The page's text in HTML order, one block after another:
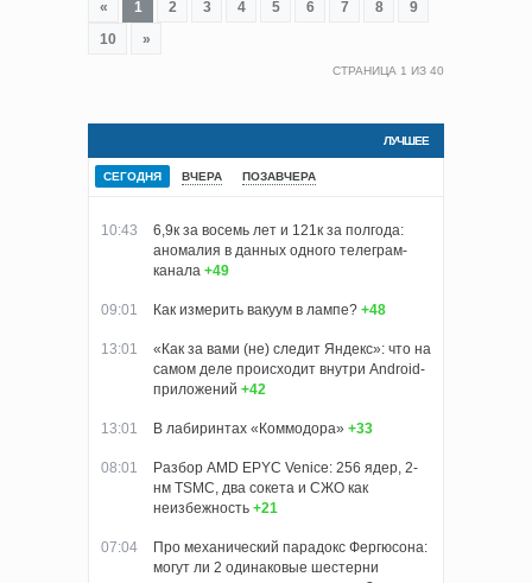
« 1 2 3 4 5 6 7 8
9
10
»
СТРАНИЦА 1 ИЗ 40
ЛУЧШЕЕ
СЕГОДНЯ ВЧЕРА ПОЗАВЧЕРА
10:43
6,9к за восемь лет и 121к за полгода:
аномалия в данных одного телеграм-
канала +49
09:01 Как измерить вакуум в лампе? +48
13:01
«Как за вами (не) следит Яндекс»: что на
самом деле происходит внутри Android-
приложений +42
13:01 В лабиринтах «Коммодора» +33
08:01
Разбор AMD EPYC Venice: 256 ядер, 2-
нм TSMC, два сокета и СЖО как
неизбежность +21
07:04
Про механический парадокс Фергюсона:
могут ли 2 одинаковые шестерни